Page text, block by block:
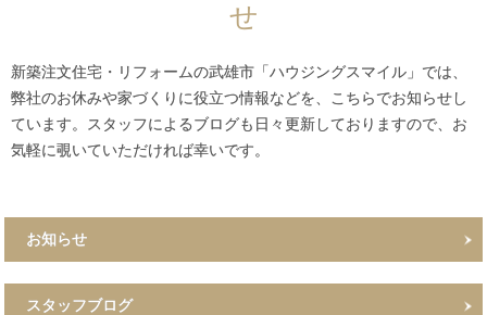
せ
新築注文住宅・リフォームの武雄市「ハウジングスマイル」では、
弊社のお休みや家づくりに役立つ情報などを、こちらでお知らせし
ています。スタッフによるブログも日々更新しておりますので、お
気軽に覗いていただければ幸いです。
お知らせ
スタッフブログ